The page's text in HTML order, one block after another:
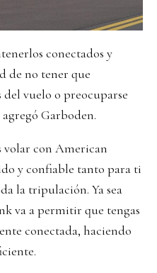
conectados y
de no tener que
vuelo o preocuparse
Garboden.
volar con American
y confiable tanto para ti
la tripulación. Ya sea
va a permitir que tengas
conectada, haciendo